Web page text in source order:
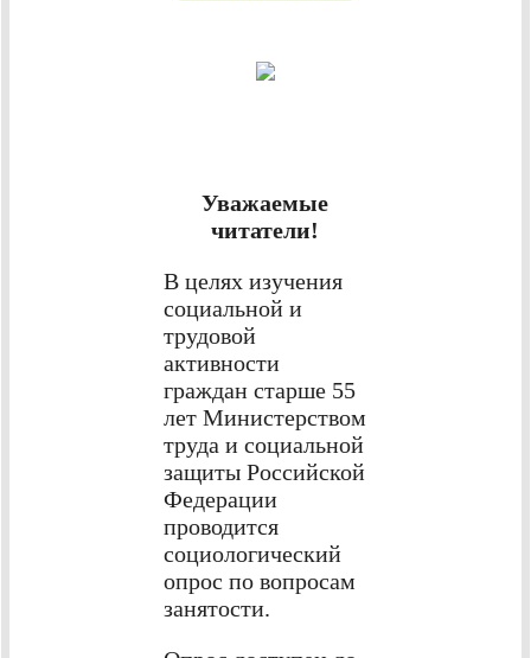
Уважаемые
читатели!
В целях изучения
социальной и
трудовой
активности
граждан старше 55
лет Министерством
труда и социальной
защиты Российской
Федерации
проводится
социологический
опрос по вопросам
занятости.